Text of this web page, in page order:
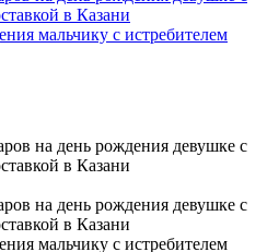
мальчику с истребителем
мальчику с истребителем